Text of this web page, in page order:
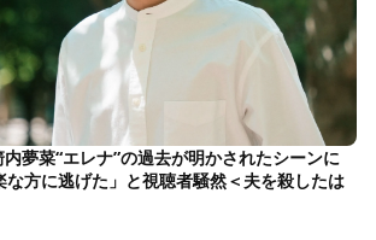
夢菜“エレナ”の過去が明かされたシーンに
な方に逃げた」と視聴者騒然＜夫を殺したは